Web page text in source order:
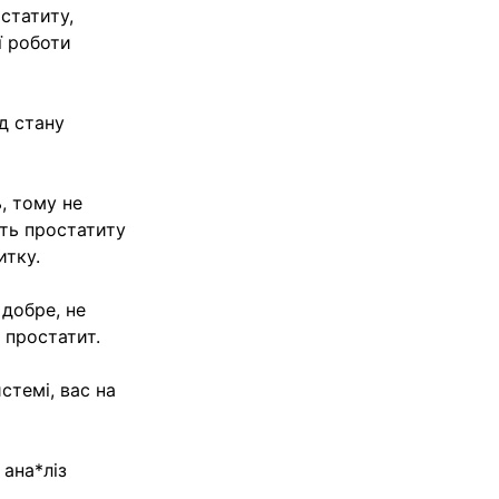
роботи
стану
тому не
простатиту
не
вас на